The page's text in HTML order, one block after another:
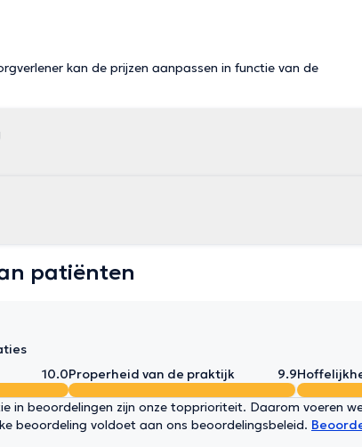
kan de prijzen aanpassen in functie van de
patiënten
10.0Properheid van de praktijk 9.9
in beoordelingen zijn onze topprioriteit. Daarom voeren
beoordeling voldoet aan ons beoordelingsbeleid.